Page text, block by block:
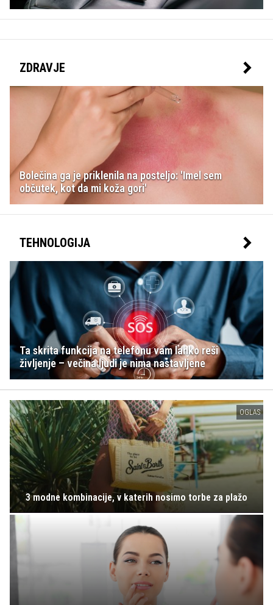
ZDRAVJE
Bolečina ga je priklenila na posteljo: 'Imel sem
občutek, kot da mi koža gori'
TEHNOLOGIJA
Ta skrita funkcija na telefonu vam lahko reši
življenje – večina ljudi je nima nastavljene
OGLAS
3 modne kombinacije, v katerih nosimo torbe za plažo